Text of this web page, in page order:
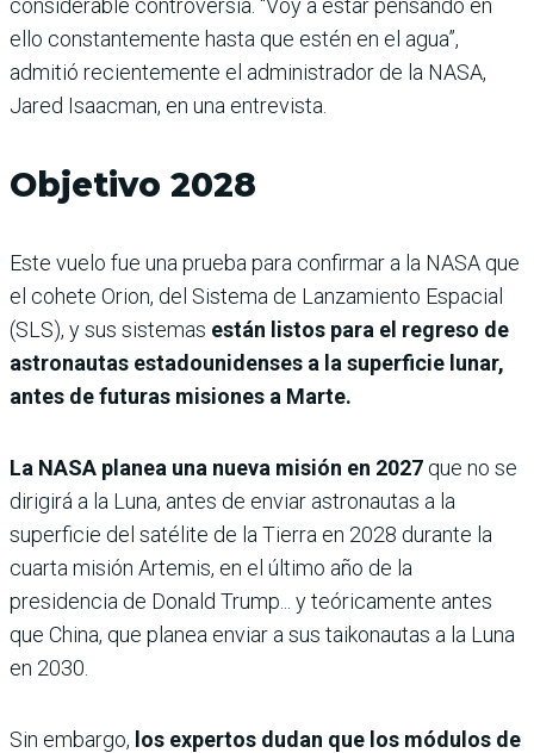
ello constantemente hasta que estén en el agua”,
admitió recientemente el administrador de la NASA,
Jared Isaacman, en una entrevista.
Objetivo 2028
Este vuelo fue una prueba para confirmar a la NASA que
el cohete Orion, del Sistema de Lanzamiento Espacial
(SLS), y sus sistemas están listos para el regreso de
astronautas estadounidenses a la superficie lunar,
antes de futuras misiones a Marte.
La NASA planea una nueva misión en 2027 que no se
dirigirá a la Luna, antes de enviar astronautas a la
superficie del satélite de la Tierra en 2028 durante la
cuarta misión Artemis, en el último año de la
presidencia de Donald Trump... y teóricamente antes
que China, que planea enviar a sus taikonautas a la Luna
en 2030.
Sin embargo, los expertos dudan que los módulos de